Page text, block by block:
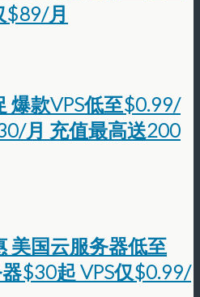
$89/月
爆款VPS低至$0.99/
月 充值最高送200
美国云服务器低至
$30起 VPS仅$0.99/